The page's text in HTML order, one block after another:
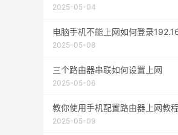
2025-05-04
电脑手机不能上网如何登录
2025-05-08
三个路由器串联如何设置上网
2025-05-06
教你使用手机配置路由器上网教
2025-05-09